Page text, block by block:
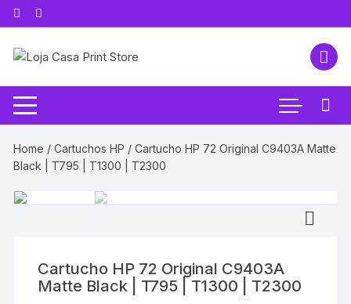
Pular
para
conteúdo
Home /Cartuchos HP / Cartucho HP 72 Original C9403A Matte
Black | T795 | T1300 | T2300
Cartucho HP 72 Original C9403A
Matte Black | T795 | T1300 | T2300